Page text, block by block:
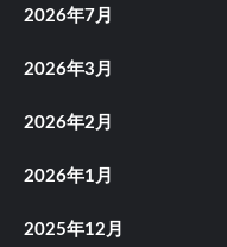
2026年7月
2026年3月
2026年2月
2026年1月
2025年12月